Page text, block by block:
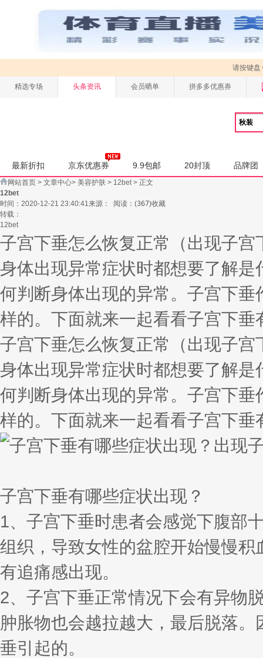
请按键盘
精选专场 头条资讯 会员晒单 拼多多优惠券
最新折扣 京东优惠券 9.9包邮 20封顶 品牌团
网站首页 > 文章中心> 美容护肤 > 12bet> 正文
12bet
时间：2020-12-21 23:40:41来源： 阅读： (367)收藏
转载：
12bet
子宫下垂怎么恢复正常（出现子
身体出现异常症状时都想要了解
何判断身体出现的异常。子宫下
样的。下面就来一起看看子宫下
子宫下垂怎么恢复正常（出现子
身体出现异常症状时都想要了解
何判断身体出现的异常。子宫下
样的。下面就来一起看看子宫下垂
子宫下垂有哪些症状出现？
1、子宫下垂时患者会感觉下腹部
组织，导致女性的盆腔开始慢慢
有追痛感出现。
2、子宫下垂正常情况下会有异物
肿胀物也会越拉越大，最后脱落
垂引起的。